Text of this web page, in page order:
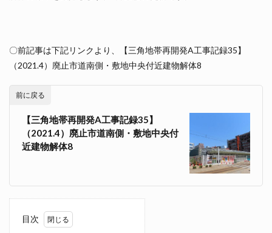
〇前記事は下記リンクより、【三角地帯再開発A工事記録35】
（2021.4）廃止市道南側・敷地中央付近建物解体8
前に戻る
【三角地帯再開発A工事記録35】
（2021.4）廃止市道南側・敷地中央付
近建物解体8
目次